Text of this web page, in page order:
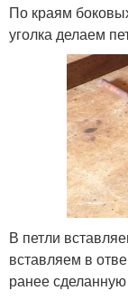
По краям
уголка делаем
В петли
вставляем в
ранее сделанную